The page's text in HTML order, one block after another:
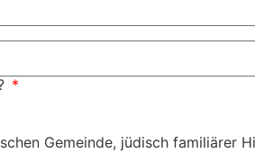
Gemeinde, jüdisch familiärer